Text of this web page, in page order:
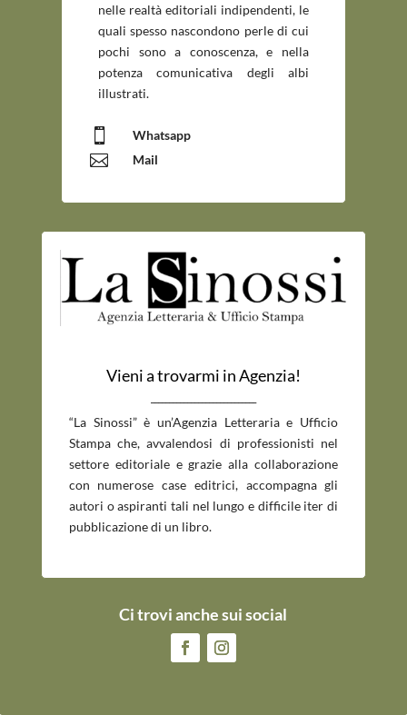
nelle realtà editoriali indipendenti, le
quali spesso nascondono perle di cui
pochi sono a conoscenza, e nella
potenza comunicativa degli albi
illustrati.
 Whatsapp
 Mail
Vieni a trovarmi in Agenzia!
“La Sinossi” è un’Agenzia Letteraria e Ufficio
Stampa che, avvalendosi di professionisti nel
settore editoriale e grazie alla collaborazione
con numerose case editrici, accompagna gli
autori o aspiranti tali nel lungo e difficile iter di
pubblicazione di un libro.
Ci trovi anche sui social